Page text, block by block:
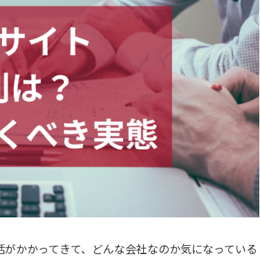
かかってきて、どんな会社なのか気になっている